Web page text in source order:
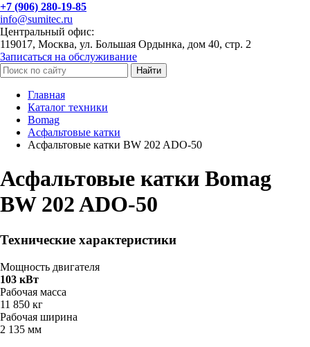
+7 (906) 280-19-85
info@sumitec.ru
Центральный офис:
119017, Москва, ул. Большая Ордынка, дом 40, стр. 2
Записаться на обслуживание
Найти
Главная
Каталог техники
Bomag
Асфальтовые катки
Асфальтовые катки BW 202 ADO-50
Асфальтовые катки Bomag
BW 202 ADO-50
Технические характеристики
Мощность двигателя
103 кВт
Рабочая масса
11 850 кг
Рабочая ширина
2 135 мм